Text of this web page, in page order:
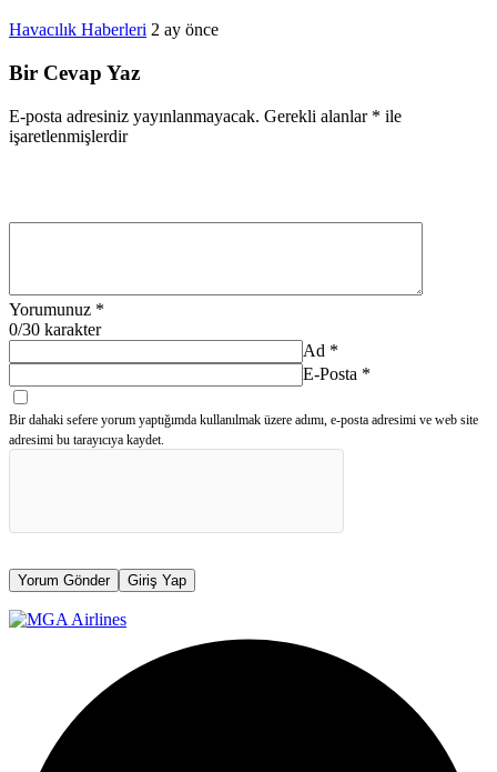
Havacılık Haberleri 2 ay önce
Bir Cevap Yaz
E-posta adresiniz yayınlanmayacak. Gerekli alanlar * ile
işaretlenmişlerdir
Yorumunuz *
0/30 karakter
Ad *
E-Posta *
Bir dahaki sefere yorum yaptığımda kullanılmak üzere adımı, e-posta adresimi ve web site
adresimi bu tarayıcıya kaydet.
Yorum Gönder Giriş Yap